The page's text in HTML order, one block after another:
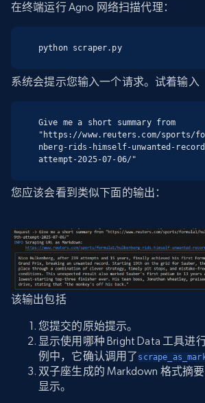
在终端运行 Agno 网络扫描代理：
python scraper.py
系统会提示您输入一个请求。试着输入
Give me a short summary from
"https://www.reuters.com/sports/
nberg-rids-himself-unwanted-
attempt-2025-07-06/"
您应该会看到类似下面的输出：
该输出包括
您提交的原始提示。
显示使用哪种 Bright Data 工具进
例中，它确认调用了
双子座生成的 Markdown 格式摘
显示。